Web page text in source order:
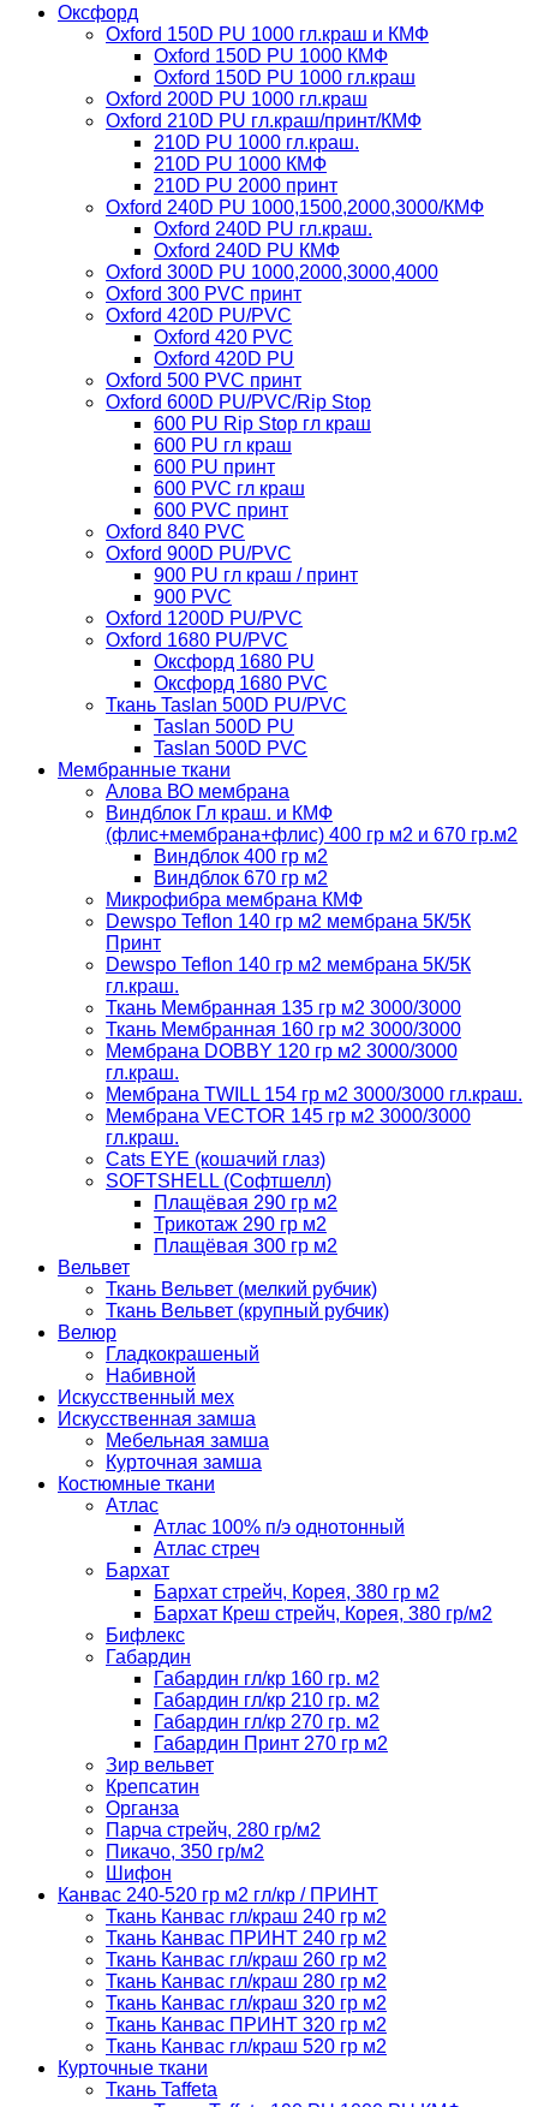
Оксфорд
Oxford 150D PU 1000 гл.краш и КМФ
Oxford 150D PU 1000 КМФ
Oxford 150D PU 1000 гл.краш
Oxford 200D PU 1000 гл.краш
Oxford 210D PU гл.краш/принт/КМФ
210D PU 1000 гл.краш.
210D PU 1000 КМФ
210D PU 2000 принт
Oxford 240D PU 1000,1500,2000,3000/КМФ
Oxford 240D PU гл.краш.
Oxford 240D PU КМФ
Oxford 300D PU 1000,2000,3000,4000
Oxford 300 PVC принт
Oxford 420D PU/PVC
Oxford 420 PVC
Oxford 420D PU
Oxford 500 PVC принт
Oxford 600D PU/PVC/Rip Stop
600 PU Rip Stop гл краш
600 PU гл краш
600 PU принт
600 PVC гл краш
600 PVC принт
Oxford 840 PVC
Oxford 900D PU/PVC
900 PU гл краш / принт
900 PVC
Oxford 1200D PU/PVC
Oxford 1680 PU/PVC
Оксфорд 1680 PU
Оксфорд 1680 PVC
Ткань Taslan 500D PU/PVC
Taslan 500D PU
Taslan 500D PVC
Мембранные ткани
Алова ВО мембрана
Виндблок Гл краш. и КМФ
(флис+мембрана+флис) 400 гр м2 и 670 гр.м2
Виндблок 400 гр м2
Виндблок 670 гр м2
Микрофибра мембрана КМФ
Dewspo Teflon 140 гр м2 мембрана 5К/5К
Принт
Dewspo Teflon 140 гр м2 мембрана 5К/5К
гл.краш.
Ткань Мембранная 135 гр м2 3000/3000
Ткань Мембранная 160 гр м2 3000/3000
Мембрана DOBBY 120 гр м2 3000/3000
гл.краш.
Мембрана TWILL 154 гр м2 3000/3000 гл.краш.
Мембрана VECTOR 145 гр м2 3000/3000
гл.краш.
Cats EYE (кошачий глаз)
SOFTSHELL (Софтшелл)
Плащёвая 290 гр м2
Трикотаж 290 гр м2
Плащёвая 300 гр м2
Вельвет
Ткань Вельвет (мелкий рубчик)
Ткань Вельвет (крупный рубчик)
Велюр
Гладкокрашеный
Набивной
Искусственный мех
Искусственная замша
Мебельная замша
Курточная замша
Костюмные ткани
Атлас
Атлас 100% п/э однотонный
Атлас стреч
Бархат
Бархат стрейч, Корея, 380 гр м2
Бархат Креш стрейч, Корея, 380 гр/м2
Бифлекс
Габардин
Габардин гл/кр 160 гр. м2
Габардин гл/кр 210 гр. м2
Габардин гл/кр 270 гр. м2
Габардин Принт 270 гр м2
Зир вельвет
Крепсатин
Органза
Парча стрейч, 280 гр/м2
Пикачо, 350 гр/м2
Шифон
Канвас 240-520 гр м2 гл/кр / ПРИНТ
Ткань Канвас гл/краш 240 гр м2
Ткань Канвас ПРИНТ 240 гр м2
Ткань Канвас гл/краш 260 гр м2
Ткань Канвас гл/краш 280 гр м2
Ткань Канвас гл/краш 320 гр м2
Ткань Канвас ПРИНТ 320 гр м2
Ткань Канвас гл/краш 520 гр м2
Курточные ткани
Ткань Taffeta